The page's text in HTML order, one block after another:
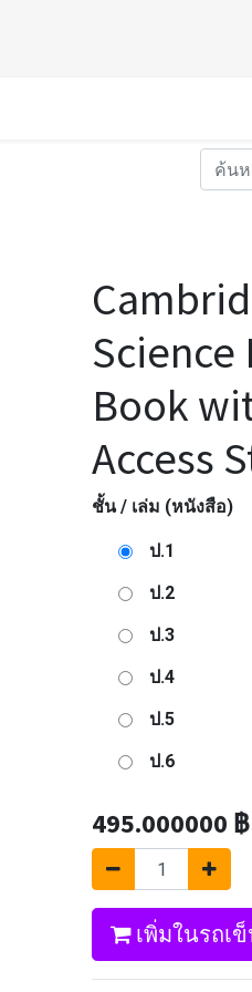
Science
Book
Access
ชั้น / เล่ม (หนังสือ)
ป.1
ป.2
ป.3
ป.4
ป.5
ป.6
495.000000 ฿
เพิ่มในรถเ